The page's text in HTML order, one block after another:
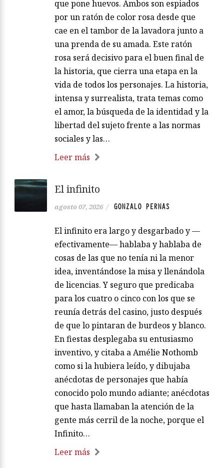
que pone huevos. Ambos son espiados
por un ratón de color rosa desde que
cae en el tambor de la lavadora junto a
una prenda de su amada. Este ratón
rosa será decisivo para el buen final de
la historia, que cierra una etapa en la
vida de todos los personajes. La historia,
intensa y surrealista, trata temas como
el amor, la búsqueda de la identidad y la
libertad del sujeto frente a las normas
sociales y las…
Leer más
El infinito
agosto 07, 2026 / GONZALO PERNAS
El infinito era largo y desgarbado y —
efectivamente— hablaba y hablaba de
cosas de las que no tenía ni la menor
idea, inventándose la misa y llenándola
de licencias. Y seguro que predicaba
para los cuatro o cinco con los que se
reunía detrás del casino, justo después
de que lo pintaran de burdeos y blanco.
En fiestas desplegaba su entusiasmo
inventivo, y citaba a Amélie Nothomb
como si la hubiera leído, y dibujaba
anécdotas de personajes que había
conocido polo mundo adiante; anécdotas
que hasta llamaban la atención de la
gente más cerril de la noche, porque el
Infinito…
Leer más